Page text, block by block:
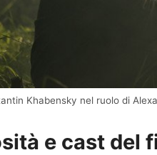
Khabensky nel ruolo di
e cast del